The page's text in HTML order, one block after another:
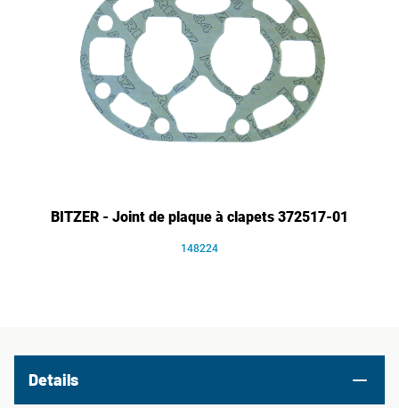
BITZER - Joint de plaque à clapets 372517-01
148224
Details